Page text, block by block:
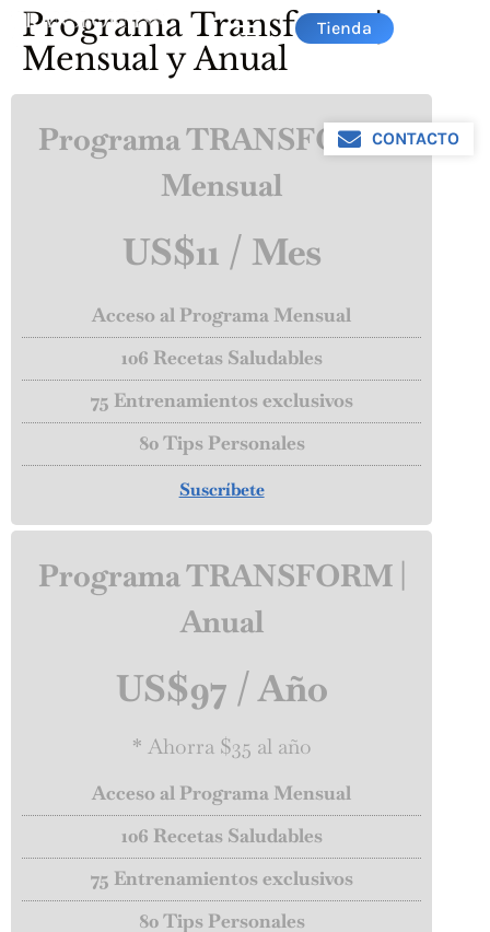
Tienda
CONTACTO
Programa Transform |
Mensual y Anual
Programa TRANSFORM |
Mensual
US$11 / Mes
Acceso al Programa Mensual
106 Recetas Saludables
75 Entrenamientos exclusivos
80 Tips Personales
Suscríbete
Programa TRANSFORM |
Anual
US$97 / Año
* Ahorra $35 al año
Acceso al Programa Mensual
106 Recetas Saludables
75 Entrenamientos exclusivos
80 Tips Personales